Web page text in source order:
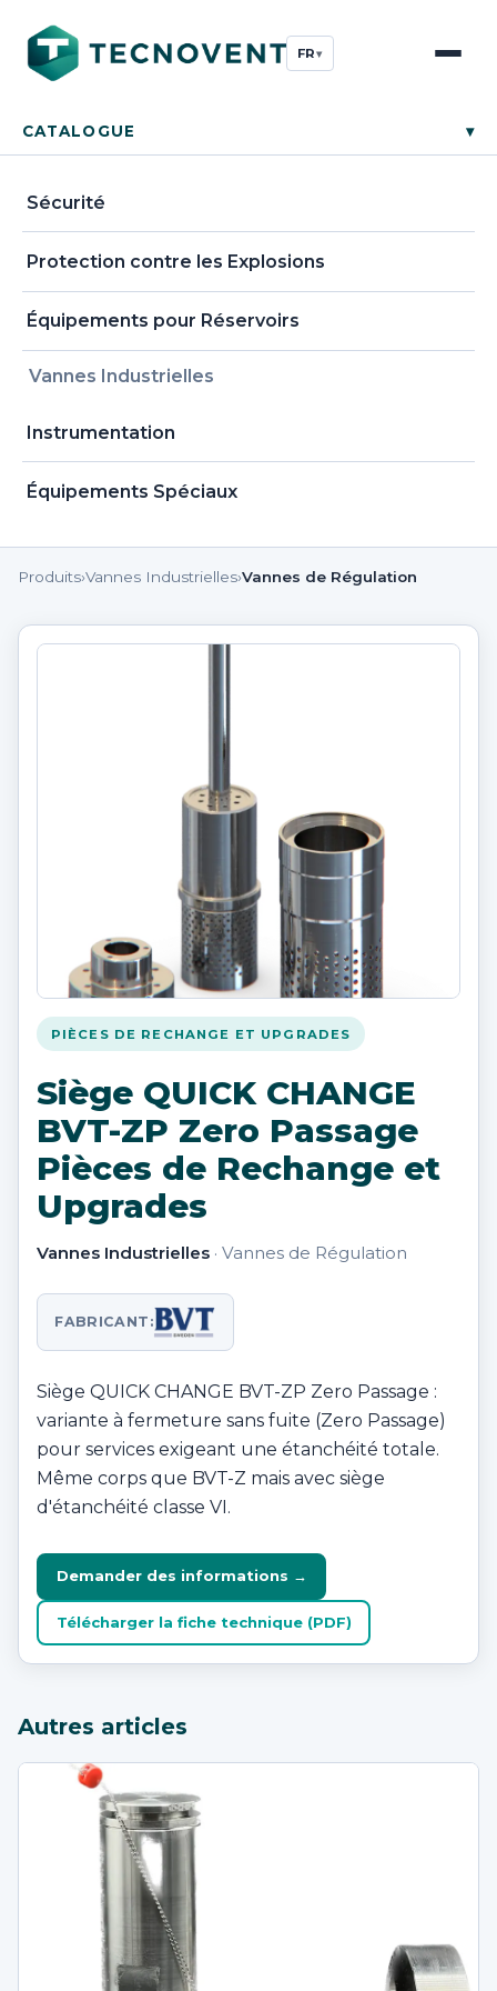
FR▾
CATALOGUE ▾
Sécurité
Protection contre les Explosions
Équipements pour Réservoirs
Vannes Industrielles
Instrumentation
Équipements Spéciaux
Produits›Vannes Industrielles›Vannes de Régulation
PIÈCES DE RECHANGE ET UPGRADES
Siège QUICK CHANGE
BVT-ZP Zero Passage
Pièces de Rechange et
Upgrades
Vannes Industrielles · Vannes de Régulation
FABRICANT:
Siège QUICK CHANGE BVT-ZP Zero Passage :
variante à fermeture sans fuite (Zero Passage)
pour services exigeant une étanchéité totale.
Même corps que BVT-Z mais avec siège
d'étanchéité classe VI.
Demander des informations →
Télécharger la fiche technique (PDF)
Autres articles